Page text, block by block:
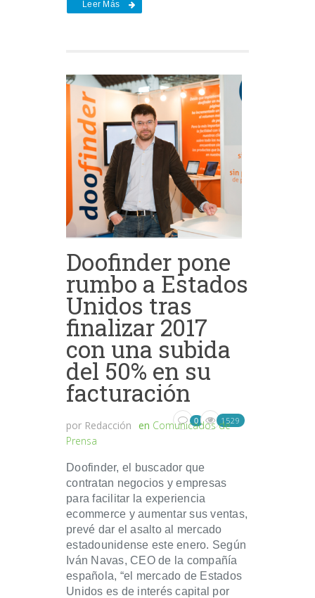
Leer Más
Doofinder pone
rumbo a Estados
Unidos tras
finalizar 2017
con una subida
del 50% en su
facturación
por Redacción en Comunicados de
Prensa
0 1529
Doofinder, el buscador que
contratan negocios y empresas
para facilitar la experiencia
ecommerce y aumentar sus ventas,
prevé dar el asalto al mercado
estadounidense este enero. Según
Iván Navas, CEO de la compañía
española, “el mercado de Estados
Unidos es de interés capital por